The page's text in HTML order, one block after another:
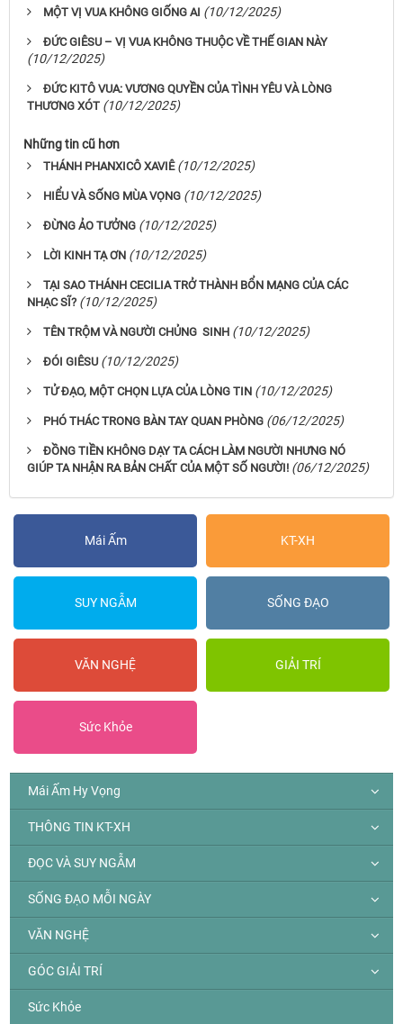
MỘT VỊ VUA KHÔNG GIỐNG AI (10/12/2025)
ĐỨC GIÊSU – VỊ VUA KHÔNG THUỘC VỀ THẾ GIAN NÀY
(10/12/2025)
ĐỨC KITÔ VUA: VƯƠNG QUYỀN CỦA TÌNH YÊU VÀ LÒNG
THƯƠNG XÓT (10/12/2025)
Những tin cũ hơn
THÁNH PHANXICÔ XAVIÊ (10/12/2025)
HIỂU VÀ SỐNG MÙA VỌNG (10/12/2025)
ĐỪNG ẢO TƯỞNG (10/12/2025)
LỜI KINH TẠ ƠN (10/12/2025)
TẠI SAO THÁNH CECILIA TRỞ THÀNH BỔN MẠNG CỦA CÁC
NHẠC SĨ? (10/12/2025)
TÊN TRỘM VÀ NGƯỜI CHỦNG SINH (10/12/2025)
ĐÓI GIÊSU (10/12/2025)
TỬ ĐẠO, MỘT CHỌN LỰA CỦA LÒNG TIN (10/12/2025)
PHÓ THÁC TRONG BÀN TAY QUAN PHÒNG (06/12/2025)
ĐỒNG TIỀN KHÔNG DẠY TA CÁCH LÀM NGƯỜI NHƯNG NÓ
GIÚP TA NHẬN RA BẢN CHẤT CỦA MỘT SỐ NGƯỜI! (06/12/2025)
Mái Ấm KT-XH
SUY NGẪM SỐNG ĐẠO
VĂN NGHỆ GIẢI TRÍ
Sức Khỏe
Mái Ấm Hy Vọng
THÔNG TIN KT-XH
ĐỌC VÀ SUY NGẪM
SỐNG ĐẠO MỖI NGÀY
VĂN NGHỆ
GÓC GIẢI TRÍ
Sức Khỏe